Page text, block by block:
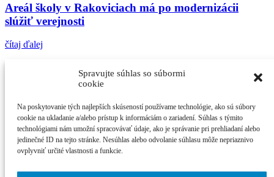
Spravujte súhlas so súbormi
cookie
Na poskytovanie tých najlepších skúseností používame technológie, ako sú súbory
cookie na ukladanie a/alebo prístup k informáciám o zariadení. Súhlas s týmito
technológiami nám umožní spracovávať údaje, ako je správanie pri prehliadaní alebo
jedinečné ID na tejto stránke. Nesúhlas alebo odvolanie súhlasu môže nepriaznivo
ovplyvniť určité vlastnosti a funkcie.
Areál školy v Rakoviciach má po modernizácii
slúžiť verejnosti
čítaj ďalej
Most medzi Rakovicami a Veselým postavili nanovo
Hasiči, kynológovia aj čestná stráž sa predstavia
deťom
čítaj ďalej